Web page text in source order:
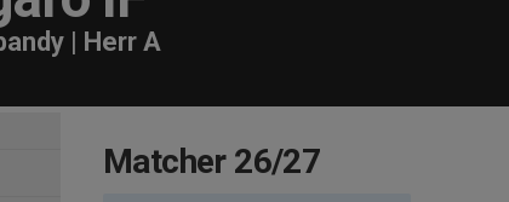
| Herr A
Matcher 26/27